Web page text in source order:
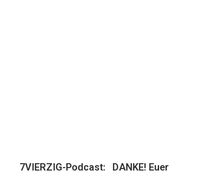
7VIERZIG-Podcast:
DANKE! Euer